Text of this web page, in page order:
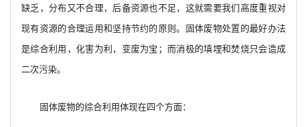
缺乏，分布又不合理，后备资源也不足，这就需要我们高度重视对
现有资源的合理运用和坚持节约的原则。固体废物处置的最好办法
是综合利用，化害为利，变废为宝；而消极的填埋和焚烧只会造成
二次污染。
固体废物的综合利用体现在四个方面：